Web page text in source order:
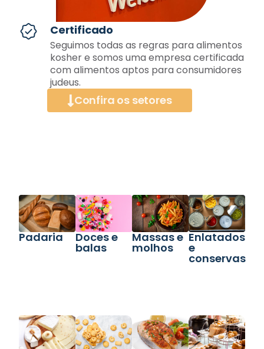
Certificado
Seguimos todas as regras para alimentos
kosher e somos uma empresa certificada
com alimentos aptos para consumidores
judeus.
Confira os setores
Padaria Doces e
balas
Massas e
molhos
Enlatados
e
conservas